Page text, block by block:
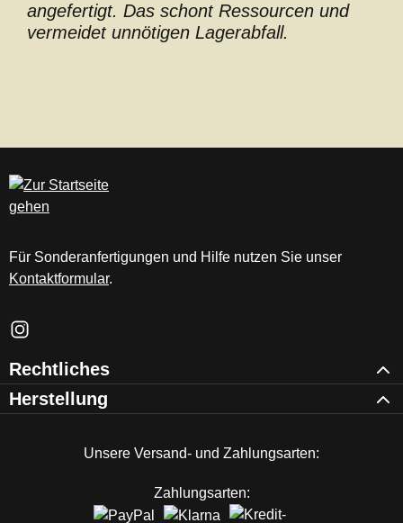
angefertigt. Das schont Ressourcen und
vermeidet unnötigen Lagerabfall.
Für Sonderanfertigungen und Hilfe nutzen Sie unser
Kontaktformular.
Schau auf Instagram vorbei – öffnet in neuem Tab (externer
Rechtliches
Herstellung
Unsere Versand- und Zahlungsarten:
Zahlungsarten: